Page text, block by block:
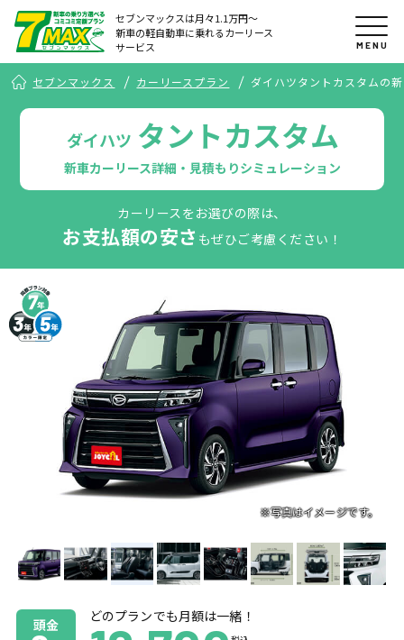
セブンマックスは月々1.1万円〜
新車の軽自動車に乗れるカーリース
サービス
MENU
セブンマックス カーリースプラン ダイハツタントカスタムの
ダイハツ タントカスタム
新車カーリース詳細・見積もりシミュレーション
カーリースをお選びの際は、
お支払額の安さ もぜひご考慮ください！
頭金 どのプランでも月額は一緒！